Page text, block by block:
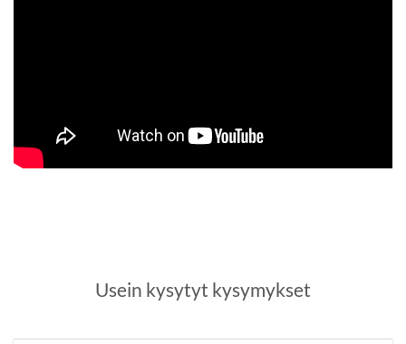
Usein kysytyt kysymykset